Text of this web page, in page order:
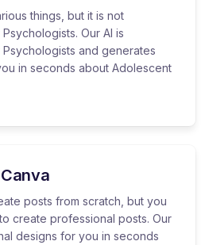
things, but it is not
Our AI is
and generates
in seconds about Adolescent
posts from scratch, but you
create professional posts. Our
designs for you in seconds